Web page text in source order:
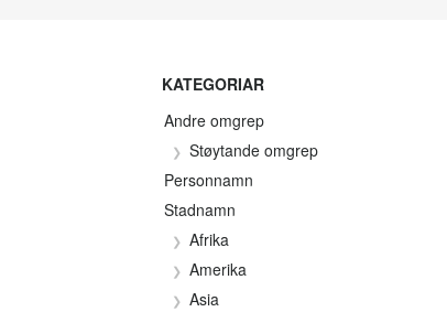
KATEGORIAR
Andre omgrep
Støytande omgrep
Personnamn
Stadnamn
Afrika
Amerika
Asia